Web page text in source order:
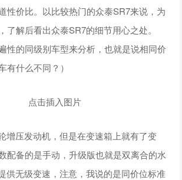
性价比。以比较热门的众泰SR7来说，为
了解后看出众泰SR7的细节用心之处。
性的同级别车型来分析，也就是说相同价
有什么不同？）
增压发动机，但是在变速箱上就有了变
配备的是手动，升级版也就是双离合的水
供无级变速，注意，我说的是同价位标准